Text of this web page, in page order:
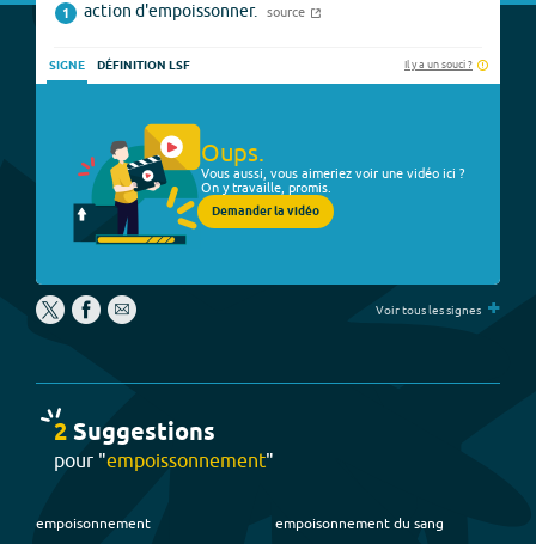
1 action d'empoissonner. source
SIGNE DÉFINITION LSF Il y a un souci ?
Oups.
Vous aussi, vous aimeriez voir une vidéo ici ?
On y travaille, promis.
Demander la vidéo
Voir tous les signes +
2Suggestions
pour "empoissonnement"
empoisonnement empoisonnement du sang